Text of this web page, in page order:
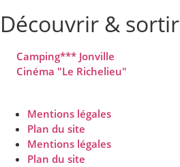
Découvrir & sortir
Camping*** Jonville
Cinéma "Le Richelieu"
Mentions légales
Plan du site
Mentions légales
Plan du site